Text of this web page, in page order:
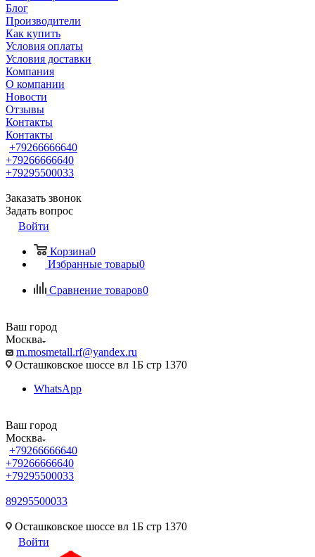
Блог
Производители
Как купить
Условия оплаты
Условия доставки
Компания
О компании
Новости
Отзывы
Контакты
Контакты
+79266666640
+79266666640
+79295500033
Заказать звонок
Задать вопрос
Войти
Корзина0
Избранные товары0
Сравнение товаров0
Ваш город
Москва
m.mosmetall.rf@yandex.ru
Осташковское шоссе вл 1Б стр 1370
WhatsApp
Ваш город
Москва
+79266666640
+79266666640
+79295500033
89295500033
Осташковское шоссе вл 1Б стр 1370
Войти